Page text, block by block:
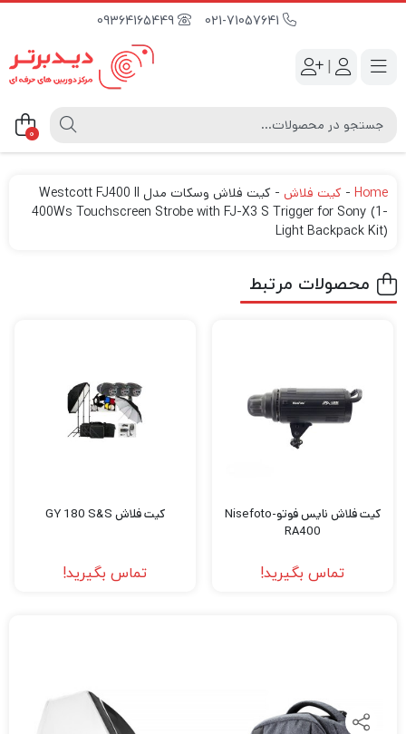
09364165449
|
0
Home
- کیت فلاش -
کیت فلاش وسکات مدل Westcott FJ400 II
400Ws Touchscreen Strobe with FJ-X3 S Trigger for Sony (1-
Light Backpack Kit)
محصولات مرتبط
کیت فلاش نایس فوتو-Nisefoto
RA400
تماس بگیرید!
کیت فلاش GY 180 S&S
تماس بگیرید!